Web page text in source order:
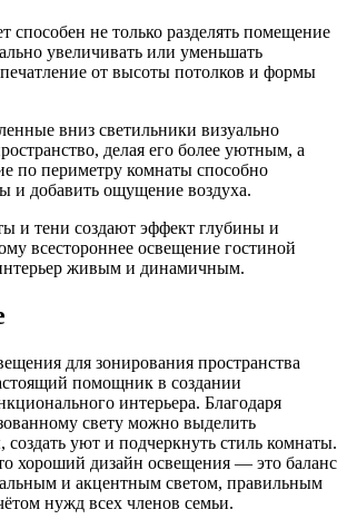
способен не только разделять помещение
увеличивать или уменьшать
от высоты потолков и формы
вниз светильники визуально
делая его более уютным, а
по периметру комнаты способно
и добавить ощущение воздуха.
и тени создают эффект глубины и
всестороннее освещение гостиной
живым и динамичным.
для зонирования пространства
помощник в создании
интерьера. Благодаря
свету можно выделить
уют и подчеркнуть стиль комнаты.
хороший дизайн освещения — это баланс
и акцентным светом, правильным
нужд всех членов семьи.